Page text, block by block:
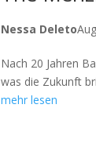
Nessa Deleto
Nach 20 Jahren
was die Zukunft
mehr lesen